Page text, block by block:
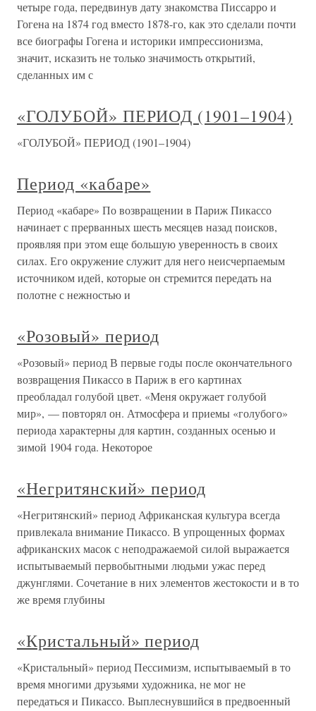
четыре года, передвинув дату знакомства Писсарро и
Гогена на 1874 год вместо 1878-го, как это сделали почти
все биографы Гогена и историки импрессионизма,
значит, исказить не только значимость открытий,
сделанных им с
«ГОЛУБОЙ» ПЕРИОД (1901–1904)
«ГОЛУБОЙ» ПЕРИОД (1901–1904)
Период «кабаре»
Период «кабаре» По возвращении в Париж Пикассо
начинает с прерванных шесть месяцев назад поисков,
проявляя при этом еще большую уверенность в своих
силах. Его окружение служит для него неисчерпаемым
источником идей, которые он стремится передать на
полотне с нежностью и
«Розовый» период
«Розовый» период В первые годы после окончательного
возвращения Пикассо в Париж в его картинах
преобладал голубой цвет. «Меня окружает голубой
мир», — повторял он. Атмосфера и приемы «голубого»
периода характерны для картин, созданных осенью и
зимой 1904 года. Некоторое
«Негритянский» период
«Негритянский» период Африканская культура всегда
привлекала внимание Пикассо. В упрощенных формах
африканских масок с неподражаемой силой выражается
испытываемый первобытными людьми ужас перед
джунглями. Сочетание в них элементов жестокости и в то
же время глубины
«Кристальный» период
«Кристальный» период Пессимизм, испытываемый в то
время многими друзьями художника, не мог не
передаться и Пикассо. Выплеснувшийся в предвоенный